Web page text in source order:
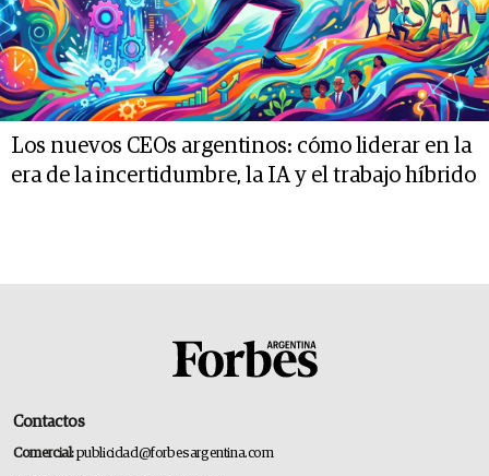
Los nuevos CEOs argentinos: cómo liderar en la
era de la incertidumbre, la IA y el trabajo híbrido
Contactos
Comercial:publicidad@forbesargentina.com